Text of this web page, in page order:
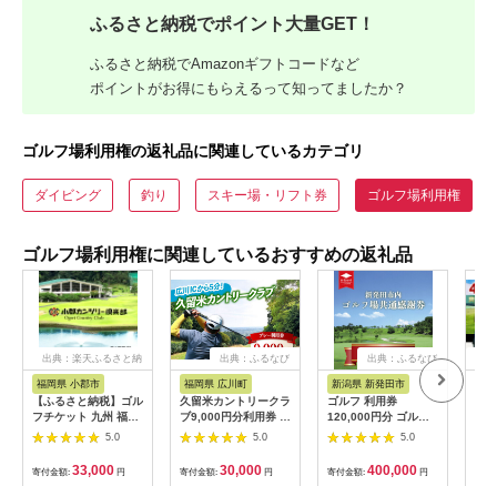
ふるさと納税でポイント大量GET！
ふるさと納税でAmazonギフトコードなど
ポイントがお得にもらえるって知ってましたか？
ゴルフ場利用権の返礼品に関連しているカテゴリ
ダイビング 釣り スキー場・リフト券 ゴルフ場利用権
ゴルフ場利用権に関連しているおすすめの返礼品
出典：楽天ふるさと納
福岡県 小郡市
【ふるさと納税】ゴル
フチケット 九州 福岡
小郡カンツリー倶楽部
ギフト券 9枚 9000円
ゴルフ チケット 商品
券 ゴルフ券 スポーツ
5.0
寄付金額: 33,000 円
出典：ふるなび
福岡県 広川町
久留米カントリークラ
ブ9,000円分利用券 /
ゴルフ[AFAD007]
5.0
寄付金額: 30,000 円
出典：ふるなび
新潟県 新発田市
ゴルフ 利用券
120,000円分 ゴルフ
場 ゴルフ ゴルフ ゴル
フ ゴルフ ゴルフ
5.0
寄付金額: 400,000 円